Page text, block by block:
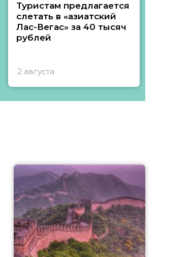
Туристам предлагается
слетать в «азиатский
Лас-Вегас» за 40 тысяч
рублей
2 августа